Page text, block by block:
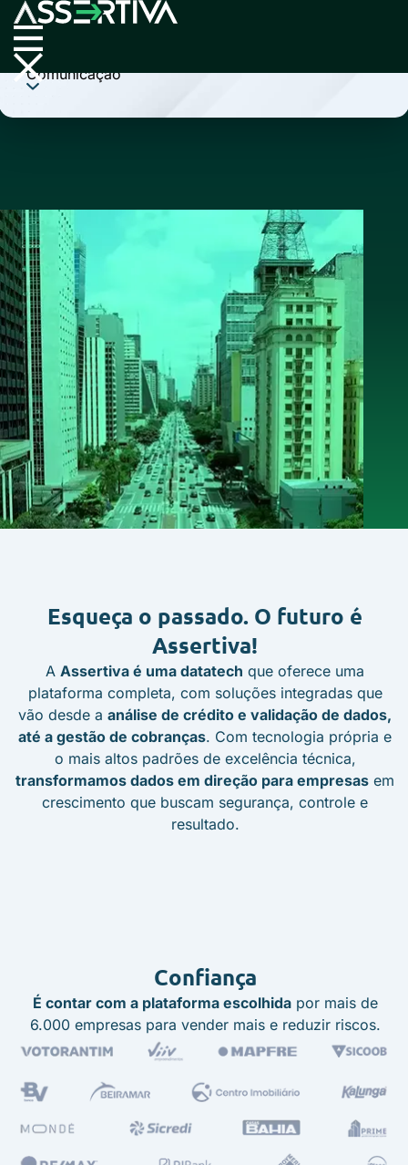
Cobrança
Comunicação
Há 14 anos transformando
dados em direção
Esqueça o passado. O futuro é
Assertiva!
A Assertiva é uma datatech que oferece uma
plataforma completa, com soluções integradas que
vão desde a análise de crédito e validação de dados,
até a gestão de cobranças. Com tecnologia própria e
o mais altos padrões de excelência técnica,
transformamos dados em direção para empresas em
crescimento que buscam segurança, controle e
resultado.
Confiança
É contar com a plataforma escolhidapor mais de
6.000 empresas para vender mais e reduzir riscos.